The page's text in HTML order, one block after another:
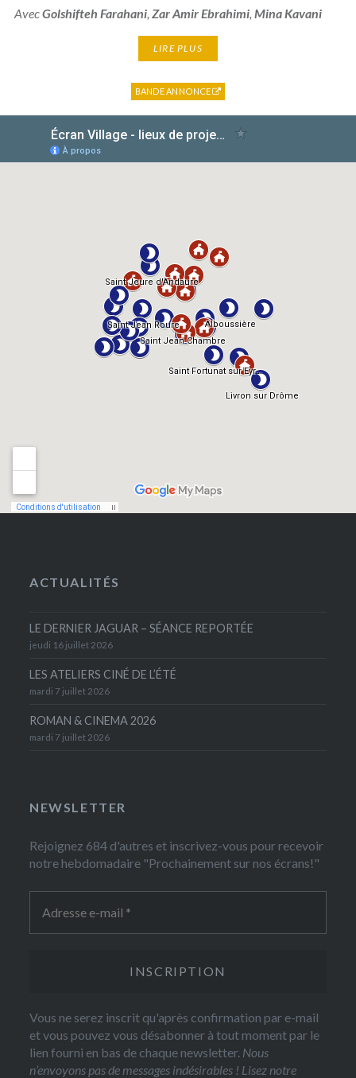
AvecGolshifteh Farahani, Zar Amir Ebrahimi, Mina Kavani
LIRE PLUS
BANDE ANNONCE
ACTUALITÉS
LE DERNIER JAGUAR – SÉANCE REPORTÉE
jeudi 16 juillet 2026
LES ATELIERS CINÉ DE L’ÉTÉ
mardi 7 juillet 2026
ROMAN & CINEMA 2026
mardi 7 juillet 2026
NEWSLETTER
Rejoignez 684 d'autres et inscrivez-vous pour recevoir
notre hebdomadaire "Prochainement sur nos écrans!"
Vous ne serez inscrit qu'après confirmation par e-mail
et vous pouvez vous désabonner à tout moment par le
lien fourni en bas de chaque newsletter. Nous
n’envoyons pas de messages indésirables ! Lisez notre